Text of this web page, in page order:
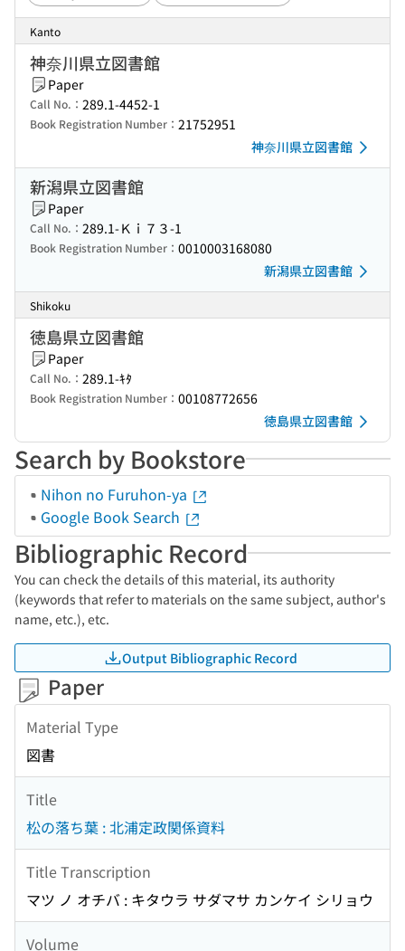
Kanto
神奈川県立図書館
Paper
Call No.： 289.1-4452-1
Book Registration Number： 21752951
神奈川県立図書館
新潟県立図書館
Paper
Call No.： 289.1-Ｋｉ７３-1
Book Registration Number： 0010003168080
新潟県立図書館
Shikoku
徳島県立図書館
Paper
Call No.： 289.1-ｷﾀ
Book Registration Number： 00108772656
徳島県立図書館
Search by Bookstore
Nihon no Furuhon-ya
Google Book Search
Bibliographic Record
You can check the details of this material, its authority
(keywords that refer to materials on the same subject, author's
name, etc.), etc.
Output Bibliographic Record
Paper
Material Type
図書
Title
松の落ち葉 : 北浦定政関係資料
Title Transcription
マツ ノ オチバ : キタウラ サダマサ カンケイ シリョウ
Volume